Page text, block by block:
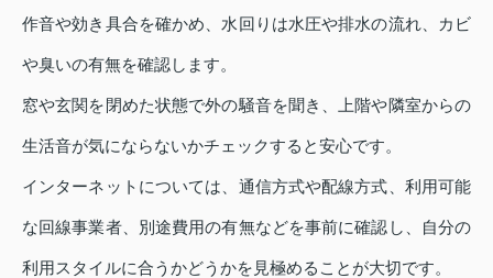
作音や効き具合を確かめ、水回りは水圧や排水の流れ、カビ
や臭いの有無を確認します。
窓や玄関を閉めた状態で外の騒音を聞き、上階や隣室からの
生活音が気にならないかチェックすると安心です。
インターネットについては、通信方式や配線方式、利用可能
な回線事業者、別途費用の有無などを事前に確認し、自分の
利用スタイルに合うかどうかを見極めることが大切です。